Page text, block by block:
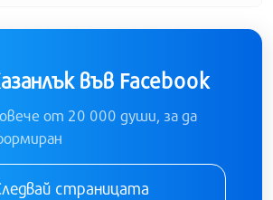
във Facebook
от 20 000 души, за да
страницата